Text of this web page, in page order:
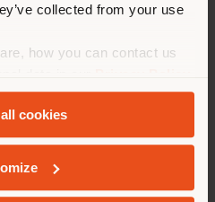
collected from your use
how you can contact us
cookies